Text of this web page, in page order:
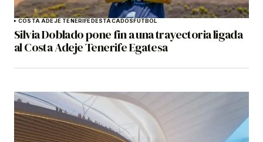
COSTA ADEJE TENERIFEDESTACADOSFÚTBOL
Silvia Doblado pone fin a una trayectoria ligada
al Costa Adeje Tenerife Egatesa